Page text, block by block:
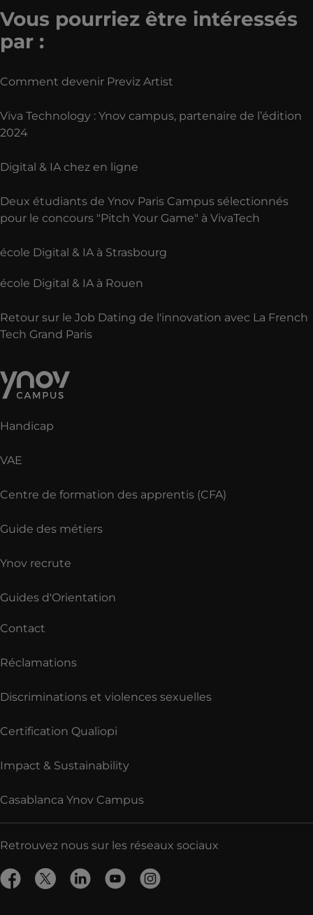
Vous pourriez être intéressés
par :
Comment devenir Previz Artist
Viva Technology : Ynov campus, partenaire de l’édition
2024
Digital & IA chez en ligne
Deux étudiants de Ynov Paris Campus sélectionnés
pour le concours "Pitch Your Game" à VivaTech
école Digital & IA à Strasbourg
école Digital & IA à Rouen
Retour sur le Job Dating de l'innovation avec La French
Tech Grand Paris
Handicap
VAE
Centre de formation des apprentis (CFA)
Guide des métiers
Ynov recrute
Guides d'Orientation
Contact
Réclamations
Discriminations et violences sexuelles
Certification Qualiopi
Impact & Sustainability
Casablanca Ynov Campus
Retrouvez nous sur les réseaux sociaux